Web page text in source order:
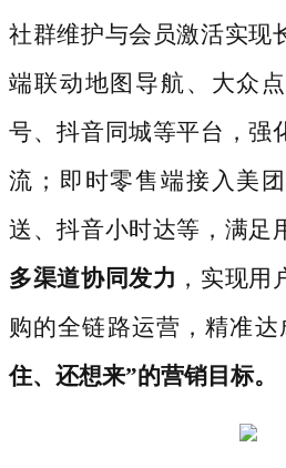
社群维护与会员激活实现
端联动地图导航、大众
号、抖音同城等平台，强
流；即时零售端接入美
送、抖音小时达等，满足
多渠道协同发力 ，实现用
购的全链路运营，精准达
住、还想来”的营销目标。